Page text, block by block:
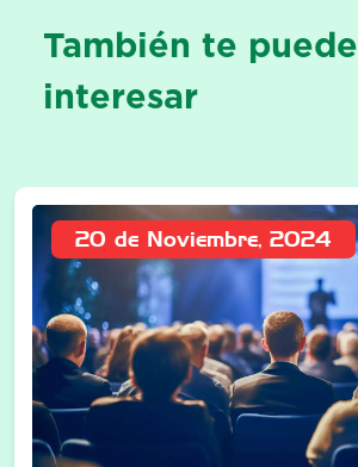
También te puede
interesar
20 de Noviembre, 2024